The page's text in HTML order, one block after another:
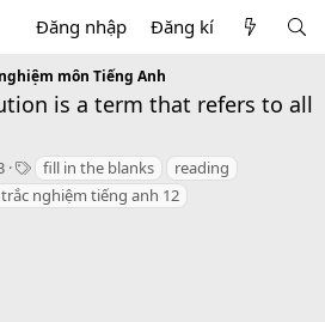
Đăng nhập Đăng kí
môn Tiếng Anh
is a term that refers to all
T
a
g
fill in the blanks
reading
trắc nghiệm tiếng anh 12